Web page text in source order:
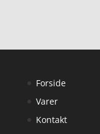
Forside
Varer
Kontakt